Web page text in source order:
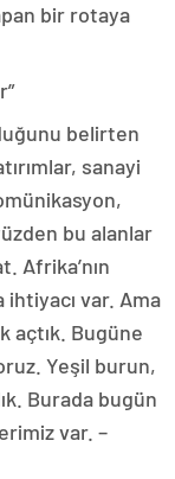
bir rotaya
belirten
sanayi
bu alanlar
Afrika’nın
var. Ama
açtık. Bugüne
Yeşil burun,
Burada bugün
var. –